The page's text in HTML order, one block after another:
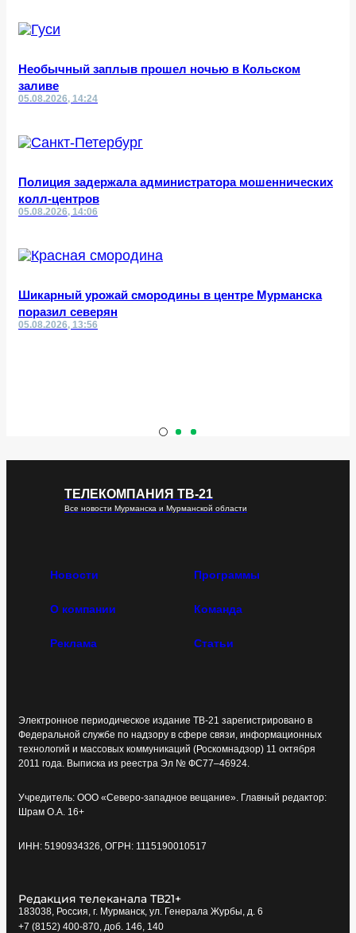
Необычный заплыв прошел ночью в Кольском
заливе
05.08.2026, 14:24
Полиция задержала администратора мошеннических
колл-центров
05.08.2026, 14:06
Шикарный урожай смородины в центре Мурманска
поразил северян
05.08.2026, 13:56
ТЕЛЕКОМПАНИЯ ТВ-21
Все новости Мурманска и Мурманской области
Новости Программы
О компании Команда
Реклама Статьи
Электронное периодическое издание ТВ-21 зарегистрировано в
Федеральной службе по надзору в сфере связи, информационных
технологий и массовых коммуникаций (Роскомнадзор) 11 октября
2011 года. Выписка из реестра Эл № ФС77–46924.
Учредитель: ООО «Северо-западное вещание». Главный редактор:
Шрам О.А. 16+
ИНН: 5190934326, ОГРН: 1115190010517
Редакция телеканала ТВ21+
183038, Россия, г. Мурманск, ул. Генерала Журбы, д. 6
+7 (8152) 400-870, доб. 146, 140